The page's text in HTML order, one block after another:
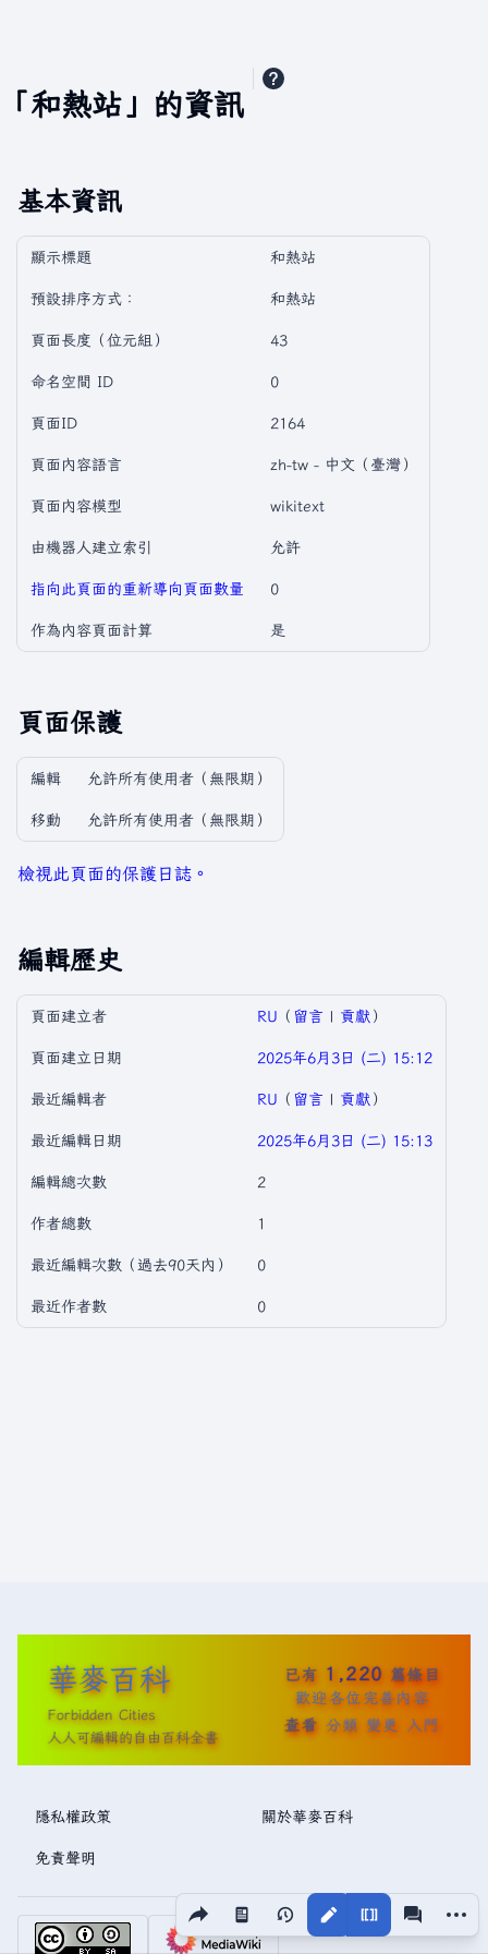
「和熱站」的資訊
分享此頁面
視圖 更多
基本資訊
顯示標題 和熱站
預設排序方式： 和熱站
頁面長度（位元組） 43
命名空間 ID 0
頁面ID 2164
頁面內容語言 zh-tw - 中文（臺灣）
頁面內容模型 wikitext
由機器人建立索引 允許
指向此頁面的重新導向頁面數量 0
作為內容頁面計算 是
頁面保護
編輯 允許所有使用者​（無限期）
移動 允許所有使用者​（無限期）
檢視此頁面的保護日誌。
編輯歷史
頁面建立者 RU （ 留言 | 貢獻 ）
頁面建立日期 2025年6月3日 (二) 15:12
最近編輯者 RU （ 留言 | 貢獻 ）
最近編輯日期 2025年6月3日 (二) 15:13
編輯總次數 2
作者總數 1
最近編輯次數（過去90天內） 0
最近作者數 0
華麥百科
Forbidden Cities
人人可編輯的自由百科全書
已有 1,220 篇條目
歡迎各位完善內容
查看 分類 變更 入門
隱私權政策 關於華麥百科
免責聲明